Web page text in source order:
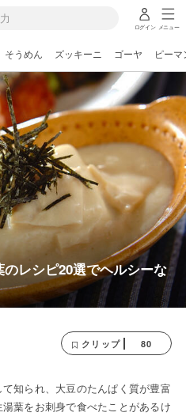
ログイン メニュー
そうめん ズッキーニ ゴーヤ ピーマ
レシピ20選でヘルシーな
クリップ 80
知られ、大豆のたんぱく質が豊富
葉をお刺身で食べたことがあるけ